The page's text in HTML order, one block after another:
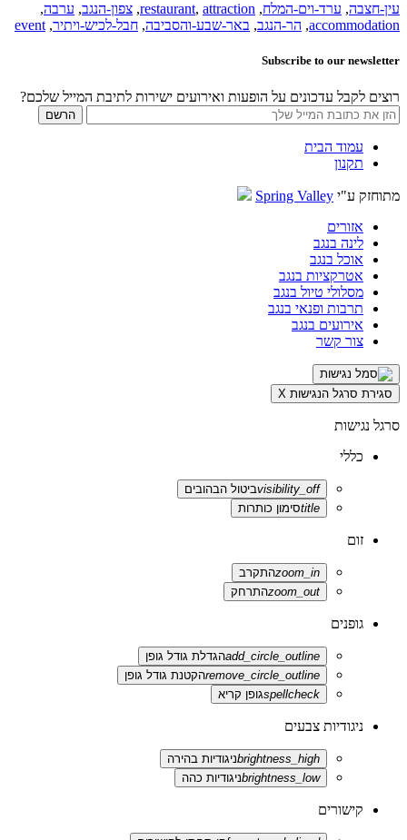
עין-חצבה, ערד-וים-המלח,
restaurant, attraction
, צפון-הנגב, ערבה,
accommodation
, הר-הנגב, באר-שבע-והסביבה, חבל-לכיש-ויתיר,
event
Subscribe to our newsletter
רוצים לקבל עדכונים על הופעות ואירועים ישירות לתיבת המייל שלכם?
עמוד הבית
תקנון
מתוחזק ע"י Spring Valley
אזורים
לינה בנגב
אוכל בנגב
אטרקציות בנגב
מסלולי טיול בנגב
תרבות ופנאי בנגב
אירועים בנגב
צור קשר
סגירת סרגל הנגישות X
סרגל נגישות
כללי
visibility_offביטול הבהובים
titleסימון כותרות
זום
zoom_inהתקרב
zoom_outהתרחק
גופנים
add_circle_outlineהגדלת גודל גופן
remove_circle_outlineהקטנת גודל גופן
spellcheckגופן קריא
ניגודיות צבעים
brightness_highניגודיות בהירה
brightness_lowניגודיות כהה
קישורים